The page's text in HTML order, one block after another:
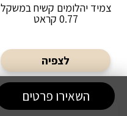
השאירו פרטים
צמיד יהלומים קשיח במשקל
0.77 קראט
לצפיה